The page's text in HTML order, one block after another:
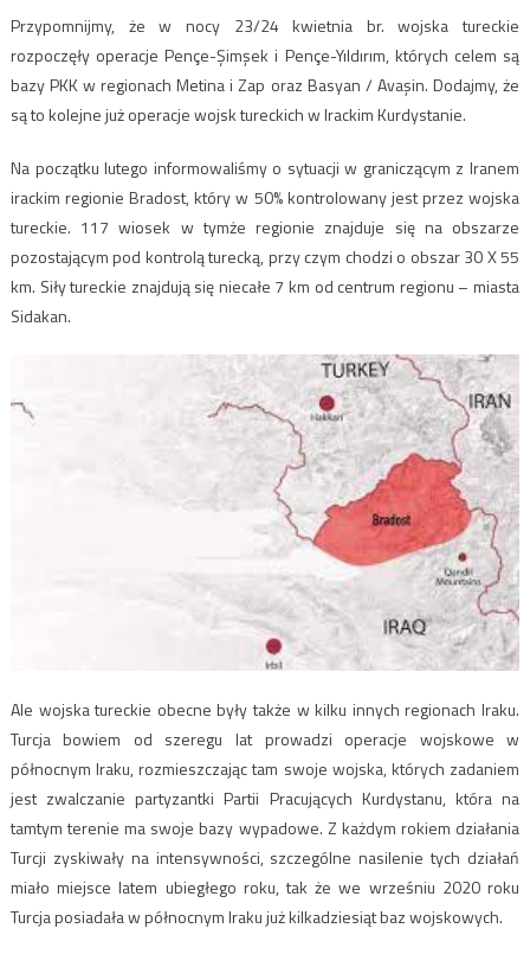
Przypomnijmy, że w nocy 23/24 kwietnia br. wojska tureckie
rozpoczęły operacje Pençe-Şimşek i Pençe-Yıldırım, których celem są
bazy PKK w regionach Metina i Zap oraz Basyan / Avaşin. Dodajmy, że
są to kolejne już operacje wojsk tureckich w Irackim Kurdystanie.
Na początku lutego informowaliśmy o sytuacji w graniczącym z Iranem
irackim regionie Bradost, który w 50% kontrolowany jest przez wojska
tureckie. 117 wiosek w tymże regionie znajduje się na obszarze
pozostającym pod kontrolą turecką, przy czym chodzi o obszar 30 X 55
km. Siły tureckie znajdują się niecałe 7 km od centrum regionu – miasta
Sidakan.
Ale wojska tureckie obecne były także w kilku innych regionach Iraku.
Turcja bowiem od szeregu lat prowadzi operacje wojskowe w
północnym Iraku, rozmieszczając tam swoje wojska, których zadaniem
jest zwalczanie partyzantki Partii Pracujących Kurdystanu, która na
tamtym terenie ma swoje bazy wypadowe. Z każdym rokiem działania
Turcji zyskiwały na intensywności, szczególne nasilenie tych działań
miało miejsce latem ubiegłego roku, tak że we wrześniu 2020 roku
Turcja posiadała w północnym Iraku już kilkadziesiąt baz wojskowych.